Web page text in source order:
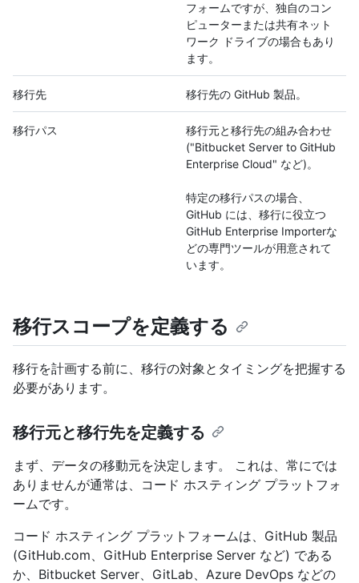
フォームですが、独自のコン
ピューターまたは共有ネット
ワーク ドライブの場合もあり
ます。
移行先 移行先の GitHub 製品。
移行パス
移行元と移行先の組み合わせ
("Bitbucket Server to GitHub
Enterprise Cloud" など)。
特定の移行パスの場合、
GitHub には、移行に役立つ
GitHub Enterprise Importerな
どの専門ツールが用意されて
います。
移行スコープを定義する
移行を計画する前に、移行の対象とタイミングを把握する
必要があります。
移行元と移行先を定義する
まず、データの移動元を決定します。 これは、常にでは
ありませんが通常は、コード ホスティング プラットフォ
ームです。
コード ホスティング プラットフォームは、GitHub 製品
(GitHub.com、GitHub Enterprise Server など) である
か、Bitbucket Server、GitLab、Azure DevOps などの